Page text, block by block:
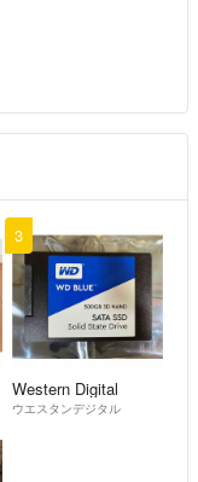
3
Western Digital
ウエスタンデジタル